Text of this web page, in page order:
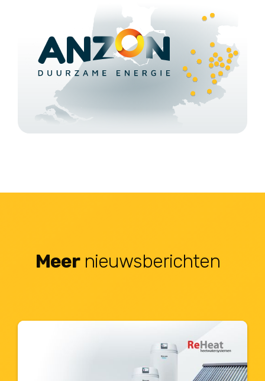
Meernieuwsberichten